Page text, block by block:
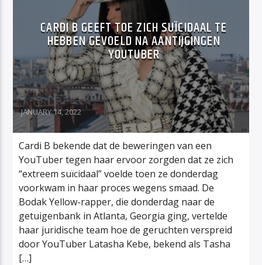
CARDI B GEEFT TOE ZICH SUÏCIDAAL TE
HEBBEN GEVOELD NA AANTIJGINGEN
YOUTUBER
JANUARY 14, 2022
Cardi B bekende dat de beweringen van een
YouTuber tegen haar ervoor zorgden dat ze zich
“extreem suïcidaal” voelde toen ze donderdag
voorkwam in haar proces wegens smaad. De
Bodak Yellow-rapper, die donderdag naar de
getuigenbank in Atlanta, Georgia ging, vertelde
haar juridische team hoe de geruchten verspreid
door YouTuber Latasha Kebe, bekend als Tasha
[…]